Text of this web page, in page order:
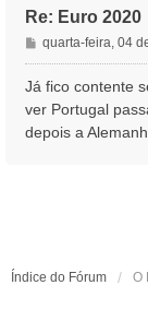
Re: Euro 2020
M
e
n
g
quarta-feira, 04
Já fico contente
ver Portugal
depois a
Índice do Fórum O